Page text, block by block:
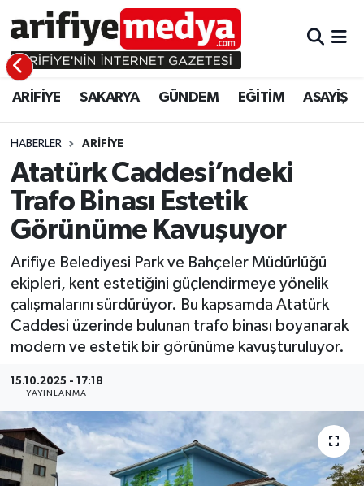
ARİFİYE SAKARYA GÜNDEM EĞİTİM ASAYİŞ
HABERLER ARİFİYE
Atatürk Caddesi’ndeki
Trafo Binası Estetik
Görünüme Kavuşuyor
Arifiye Belediyesi Park ve Bahçeler Müdürlüğü
ekipleri, kent estetiğini güçlendirmeye yönelik
çalışmalarını sürdürüyor. Bu kapsamda Atatürk
Caddesi üzerinde bulunan trafo binası boyanarak
modern ve estetik bir görünüme kavuşturuluyor.
15.10.2025 - 17:18
YAYINLANMA
ARİFİYE
SAKARYA
GÜNDEM
EĞİTİM
ASAYİŞ
EKONOMİ
ARİFİYE
GÜNDEM
EĞİTİM
EKONOMİ
ASAYİŞ
Sakarya Hava Durumu
Sakarya Namaz Vakitleri
Sakarya Trafik Yoğunluk Haritası
Süper Lig Puan Durumu ve Fikstür
Tüm Manşetler
Son Dakika Haberleri
Haber Arşivi